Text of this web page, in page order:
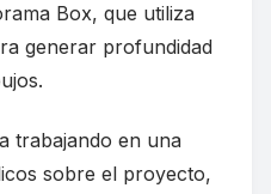
Box, que utiliza
generar profundidad
trabajando en una
sobre el proyecto,